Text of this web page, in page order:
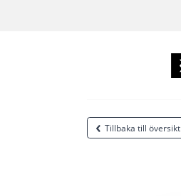
Tillbaka till översikt